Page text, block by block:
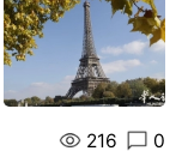
216 0